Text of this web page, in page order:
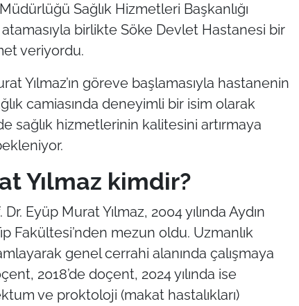
Sağlık Hizmetleri Başkanlığı
atamasıyla birlikte Söke Devlet Hastanesi bir
veriyordu.
Yılmaz’ın göreve başlamasıyla hastanenin
camiasında deneyimli bir isim olarak
sağlık hizmetlerinin kalitesini artırmaya
Yılmaz kimdir?
Eyüp Murat Yılmaz, 2004 yılında Aydın
Fakültesi’nden mezun oldu. Uzmanlık
genel cerrahi alanında çalışmaya
2018’de doçent, 2024 yılında ise
ve proktoloji (makat hastalıkları)